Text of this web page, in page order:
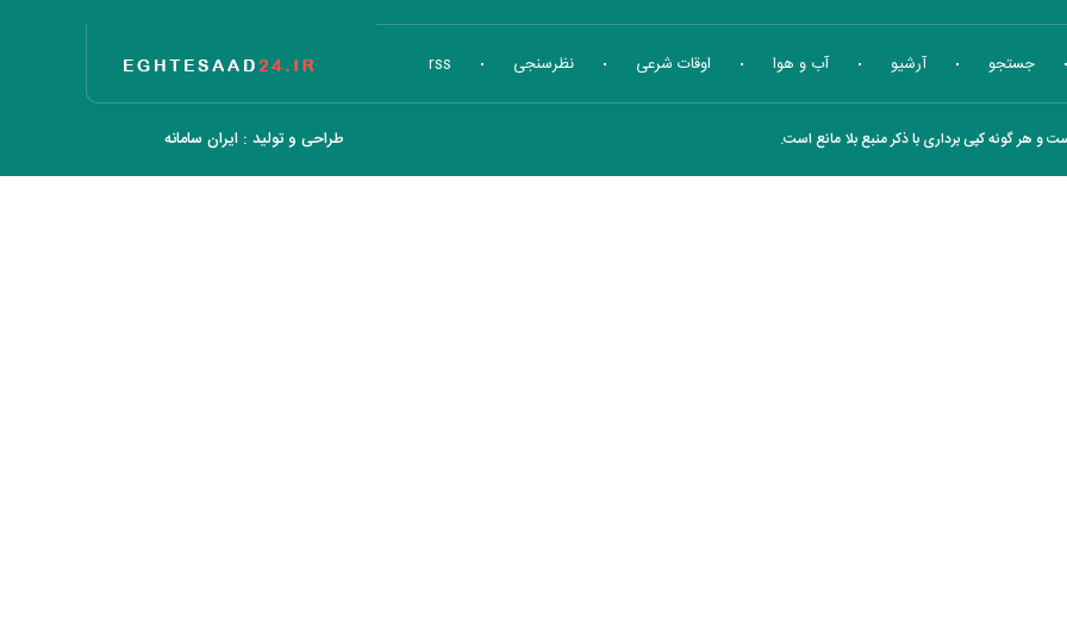
بورس انرژی چندرسانه ای منهای اقتصاد تاریخ اقتصاد جستجو آرشیو آب و هوا اوقات شرعی نظرسنجی rss
طراحی و تولید : ایران سامانه